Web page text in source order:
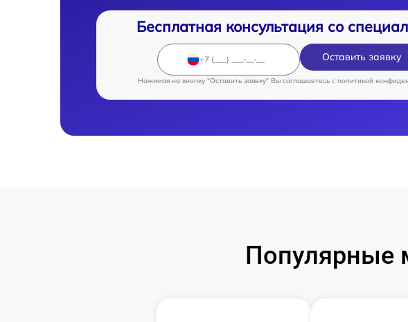
Бесплатная консультация со
Оставить заявку
Нажимая на кнопку "Оставить заявку" Вы соглашаетесь c политикой
Популярные